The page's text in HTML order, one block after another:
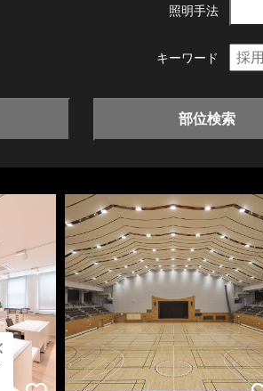
照明手法
キーワード
部位検索